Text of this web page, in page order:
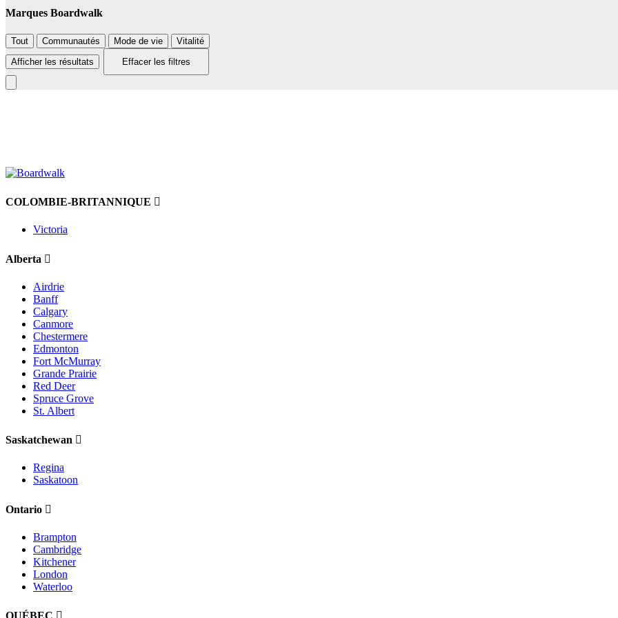
Marques Boardwalk
Tout Communautés Mode de vie
Vitalité
Afficher les résultats
Effacer les filtres
COLOMBIE-BRITANNIQUE
Victoria
Alberta
Airdrie
Banff
Calgary
Canmore
Chestermere
Edmonton
Fort McMurray
Grande Prairie
Red Deer
Spruce Grove
St. Albert
Saskatchewan
Regina
Saskatoon
Ontario
Brampton
Cambridge
Kitchener
London
Waterloo